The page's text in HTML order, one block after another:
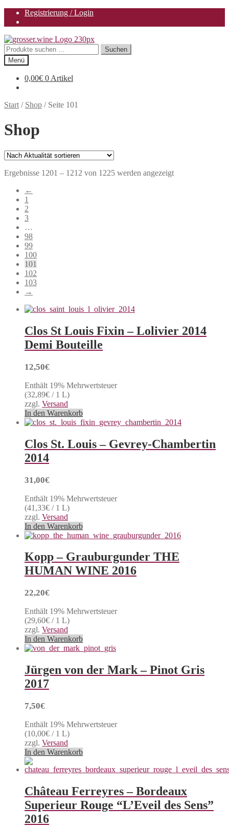
Registrierung / Login
Zur
Navigation
springen
Zum
Inhalt
springen
Suchen
nach:
Suchen
Menü
0,00€ 0 Artikel
Start / Shop / Seite 101
Shop
Ergebnisse 1201 – 1212 von 1225 werden angezeigtNach
←
1
2
3
…
98
99
100
101
102
103
→
Clos St Louis Fixin – Lolivier 2014
Demi Bouteille
12,50€
Enthält 19% Mehrwertsteuer
(32,89€ / 1 L)
zzgl. Versand
In den Warenkorb
Clos St. Louis – Gevrey-Chambertin
2014
31,00€
Enthält 19% Mehrwertsteuer
(41,33€ / 1 L)
zzgl. Versand
In den Warenkorb
Kopp – Grauburgunder THE
HUMAN WINE 2016
22,20€
Enthält 19% Mehrwertsteuer
(29,60€ / 1 L)
zzgl. Versand
In den Warenkorb
Jürgen von der Mark – Pinot Gris
2017
7,50€
Enthält 19% Mehrwertsteuer
(10,00€ / 1 L)
zzgl. Versand
In den Warenkorb
Château Ferreyres – Bordeaux
Superieur Rouge “L’Eveil des Sens”
2016